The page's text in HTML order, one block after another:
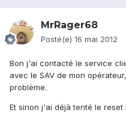
MrRager68
Posté(e) 16 mai 2012
Bon j'ai contacté le service
avec le SAV de mon
problème.
Et sinon j'ai déjà tenté le